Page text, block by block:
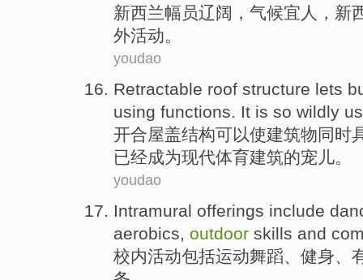
新西兰幅员辽阔， 气候宜人，新
外活动。
youdao
Retractable roof structure lets
using functions. It is so wildly
开合屋盖结构可以使建筑物同时
已经成为现代体育建筑的宠儿。
youdao
Intramural offerings include
aerobics, outdoor skills and
校内活动包括运动舞蹈、 健身、